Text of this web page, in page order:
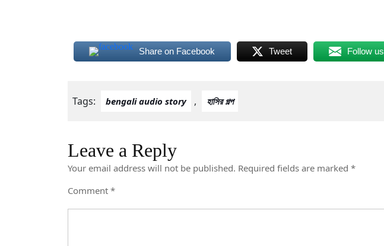
Share on Facebook Tweet Follow us
Tags: bengali audio story , হাসির গল্প
Leave a Reply
Your email address will not be published. Required fields are marked *
Comment *